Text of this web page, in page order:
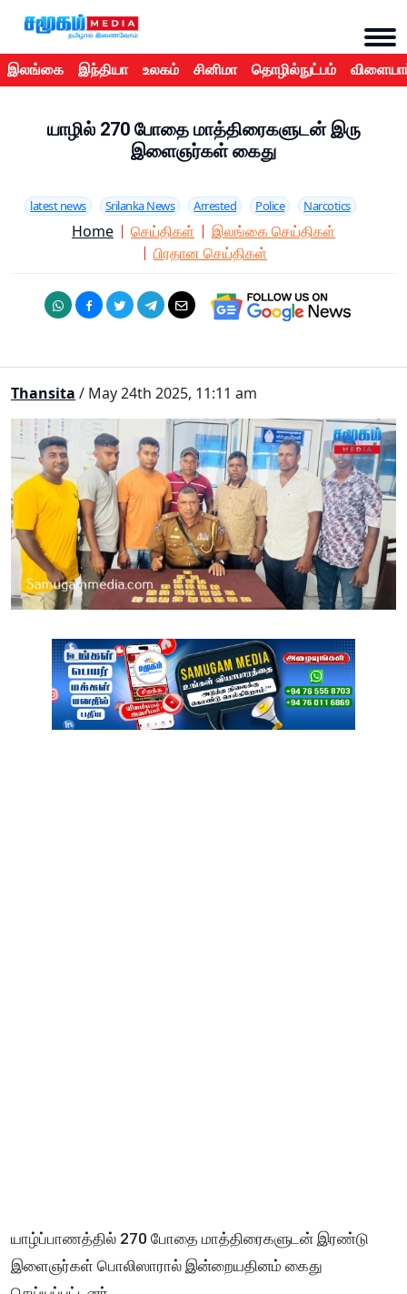
இலங்கை இந்தியா உலகம் சினிமா தொழில்நுட்பம்
யாழில் 270 போதை மாத்திரைகளுடன் இரு
இளைஞர்கள் கைது
latest news Srilanka News Arrested Police Narcotics
Home செய்திகள்
இலங்கை செய்திகள்
பிரதான செய்திகள்
Thansita / May 24th 2025, 11:11 am
யாழ்ப்பாணத்தில் 270 போதை மாத்திரைகளுடன் இரண்டு
இளைஞர்கள் பொலிஸாரால் இன்றையதினம் கைது